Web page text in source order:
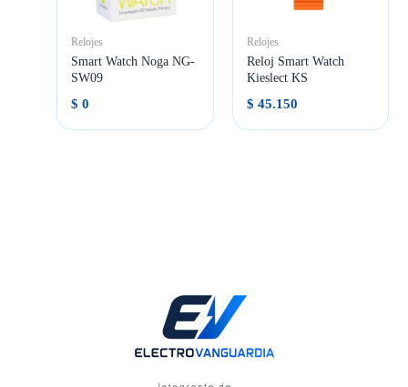
Relojes
Smart Watch Noga NG-
SW09
$ 0
Relojes
Reloj Smart Watch
Kieslect KS
$ 45.150